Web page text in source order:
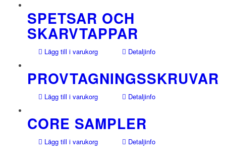
SPETSAR OCH
SKARVTAPPAR
Lägg till i varukorg Detaljinfo
PROVTAGNINGSSKRUVAR
Lägg till i varukorg Detaljinfo
CORE SAMPLER
Lägg till i varukorg Detaljinfo